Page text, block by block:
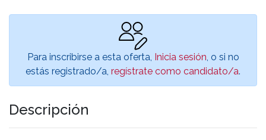
Para inscribirse a esta oferta, Inicia sesión, o si no
estás registrado/a, regístrate como candidato/a.
Descripción